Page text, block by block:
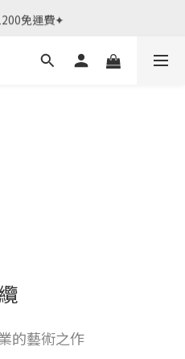
作伙來預約.ᐟ‪‪.ᐟ
免運費✦
作伙來預約.ᐟ‪‪.ᐟ
的藝術之作